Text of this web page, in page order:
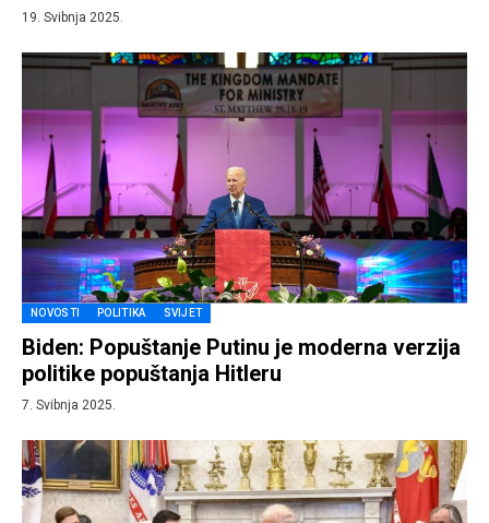
19. Svibnja 2025.
NOVOSTI POLITIKA SVIJET
Biden: Popuštanje Putinu je moderna verzija
politike popuštanja Hitleru
7. Svibnja 2025.